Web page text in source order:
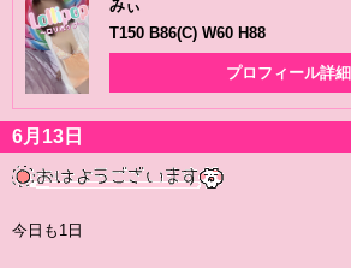
みぃ
T150 B86(C) W60 H88
プロフィール詳細
6月13日
今日も1日